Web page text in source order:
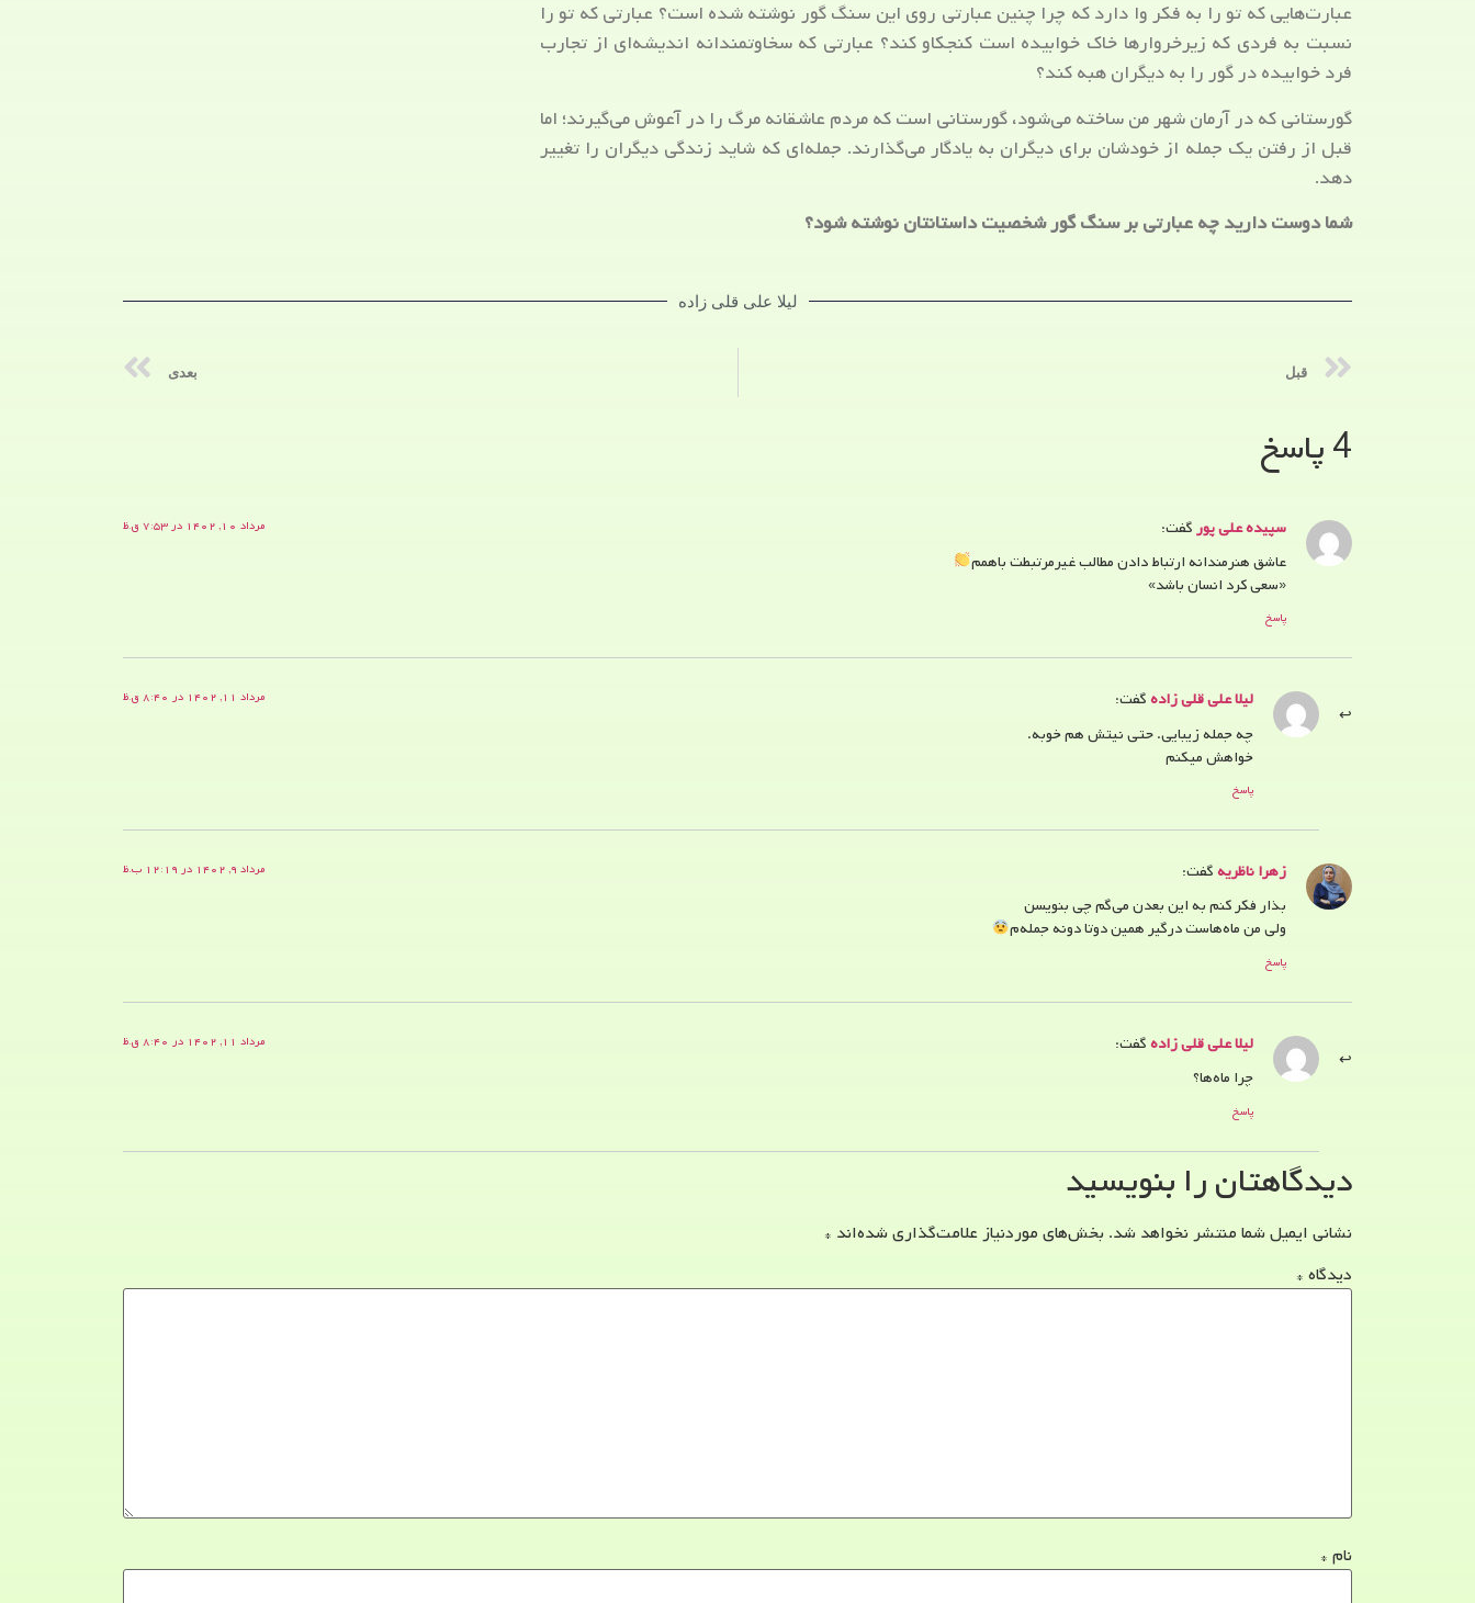
عبارت‌هایی که تو را به فکر وا دارد که چرا چنین عبارتی روی این سنگ گور نوشته شده است؟ عبارتی که تو را
نسبت به فردی که زیرخروارها خاک خوابیده است کنجکاو کند؟ عبارتی که سخاوتمندانه اندیشه‌ای از تجارب
فرد خوابیده در گور را به دیگران هبه کند؟
گورستانی که در آرمان شهر من ساخته می‌شود، گورستانی است که مردم عاشقانه مرگ را در آعوش می‌گیرند؛ اما
قبل از رفتن یک جمله از خودشان برای دیگران به یادگار می‌گذارند. جمله‌ای که شاید زندگی دیگران را تغییر
دهد.
شما دوست دارید چه عبارتی بر سنگ گور شخصیت داستانتان نوشته شود؟
لیلا علی قلی زاده
قبل بعدی
4 پاسخ
سپیده علی پورگفت: مرداد ۱۰, ۱۴۰۲ در ۷:۵۳ ق.ظ
عاشق هنرمندانه ارتباط دادن مطالب غیرمرتبطت باهمم
«سعی کرد انسان باشد»
پاسخ
لیلا علی قلی زادهگفت: مرداد ۱۱, ۱۴۰۲ در ۸:۴۰ ق.ظ
چه جمله زیبایی. حتی نیتش هم خوبه.
خواهش میکنم
پاسخ
زهرا ناظریهگفت: مرداد ۹, ۱۴۰۲ در ۱۲:۱۹ ب.ظ
بذار فکر کنم به این بعدن می‌گم چی بنویسن
ولی من ماه‌هاست درگیر همین دوتا دونه جمله‌م
پاسخ
لیلا علی قلی زادهگفت: مرداد ۱۱, ۱۴۰۲ در ۸:۴۰ ق.ظ
چرا ماه‌ها؟
پاسخ
دیدگاهتان را بنویسید
نشانی ایمیل شما منتشر نخواهد شد. بخش‌های موردنیاز علامت‌گذاری شده‌اند *
دیدگاه *
نام *